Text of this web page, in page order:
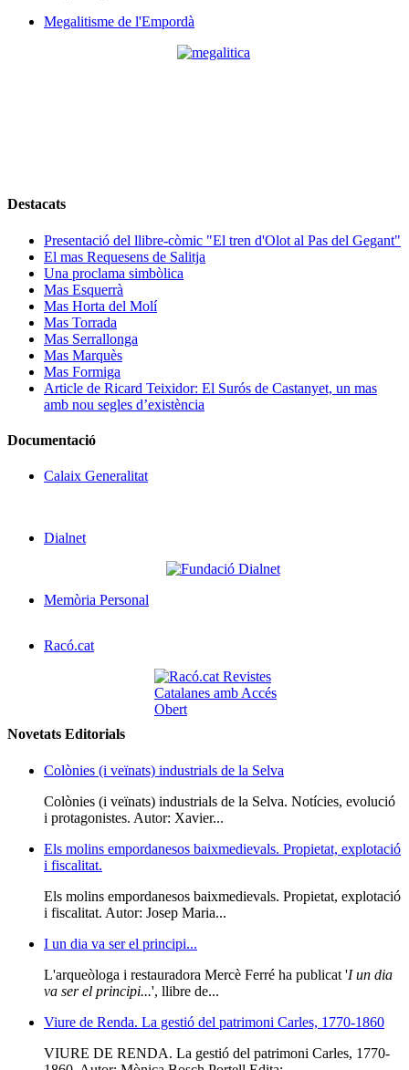
Megalitisme de l'Empordà
Destacats
Presentació del llibre-còmic "El tren d'Olot al Pas del Gegant"
El mas Requesens de Salitja
Una proclama simbòlica
Mas Esquerrà
Mas Horta del Molí
Mas Torrada
Mas Serrallonga
Mas Marquès
Mas Formiga
Article de Ricard Teixidor: El Surós de Castanyet, un mas
amb nou segles d’existència
Documentació
Calaix Generalitat
Dialnet
Memòria Personal
Racó.cat
Novetats Editorials
Colònies (i veïnats) industrials de la Selva
Colònies (i veïnats) industrials de la Selva. Notícies, evolució
i protagonistes. Autor: Xavier...
Els molins empordanesos baixmedievals. Propietat, explotació
i fiscalitat.
Els molins empordanesos baixmedievals. Propietat, explotació
i fiscalitat. Autor: Josep Maria...
I un dia va ser el principi...
L'arqueòloga i restauradora Mercè Ferré ha publicat 'I un dia
va ser el principi...', llibre de...
Viure de Renda. La gestió del patrimoni Carles, 1770-1860
VIURE DE RENDA. La gestió del patrimoni Carles, 1770-